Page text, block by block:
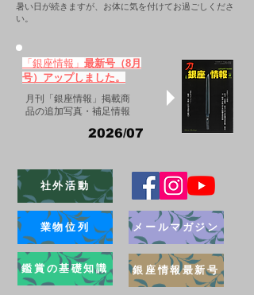
​暑い日が続きますが、お体に気を付けてお過ごしくださ
い。
「銀座情報」 最新号（8月
号）アップしました。
月刊「銀座情報」掲載商
品の追加写真・補足情報
2026/07
社外活動
業物位列
鑑賞の基礎知識
メールマガジン
銀座情報最新号